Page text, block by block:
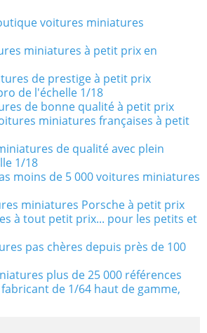
voitures miniatures
miniatures à petit prix en
de prestige à petit prix
de l'échelle 1/18
de bonne qualité à petit prix
miniatures françaises à petit
de qualité avec plein
1/18
moins de 5 000 voitures miniatures
miniatures Porsche à petit prix
à tout petit prix... pour les petits et
pas chères depuis près de 100
plus de 25 000 références
de 1/64 haut de gamme,